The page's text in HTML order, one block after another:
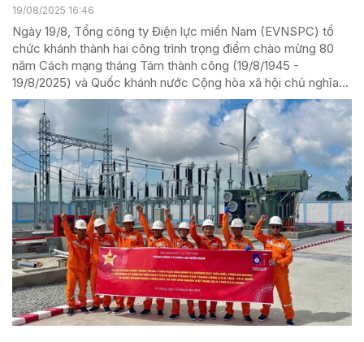
19/08/2025 16:46
Ngày 19/8, Tổng công ty Điện lực miền Nam (EVNSPC) tổ
chức khánh thành hai công trình trọng điểm chào mừng 80
năm Cách mạng tháng Tám thành công (19/8/1945 -
19/8/2025) và Quốc khánh nước Cộng hòa xã hội chủ nghĩa...